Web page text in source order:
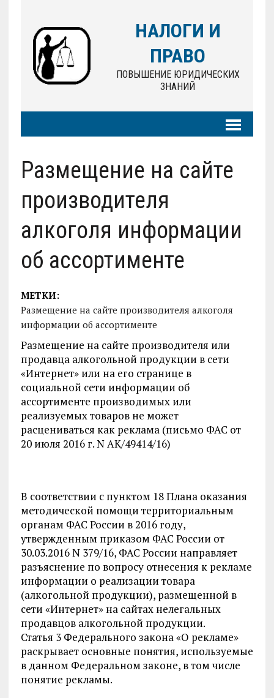
НАЛОГИ И
ПРАВО
ПОВЫШЕНИЕ ЮРИДИЧЕСКИХ
ЗНАНИЙ
Размещение на сайте
производителя
алкоголя информации
об ассортименте
МЕТКИ:
Размещение на сайте производителя алкоголя
информации об ассортименте
Размещение на сайте производителя или
продавца алкогольной продукции в сети
«Интернет» или на его странице в
социальной сети информации об
ассортименте производимых или
реализуемых товаров не может
расцениваться как реклама (письмо ФАС от
20 июля 2016 г. N АК/49414/16)
В соответствии с пунктом 18Плана оказания
методической помощи территориальным
органам ФАС России в 2016 году,
утвержденным приказом ФАС России от
30.03.2016 N 379/16, ФАС России направляет
разъяснение по вопросу отнесения к рекламе
информации о реализации товара
(алкогольной продукции), размещенной в
сети «Интернет» на сайтах нелегальных
продавцов алкогольной продукции.
Статья 3 Федерального закона «О рекламе»
раскрывает основные понятия, используемые
в данном Федеральном законе, в том числе
понятие рекламы.